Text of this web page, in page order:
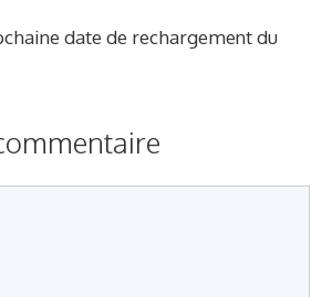
date de rechargement du